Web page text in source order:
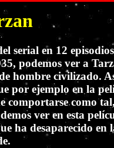
serial en 12
podemos ver a
hombre civilizado.
por ejemplo en la
como
ver en esta
desaparecido en